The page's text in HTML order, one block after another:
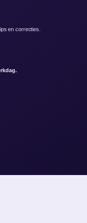
en correcties.